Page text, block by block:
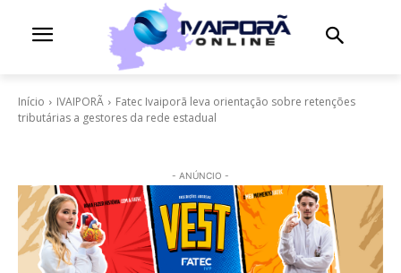
Início IVAIPORÃ
Fatec Ivaiporã leva orientação sobre retenções
tributárias a gestores da rede estadual
- ANÚNCIO -